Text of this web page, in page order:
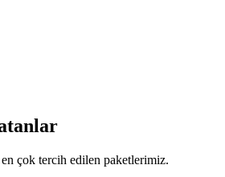
çok tercih edilen paketlerimiz.